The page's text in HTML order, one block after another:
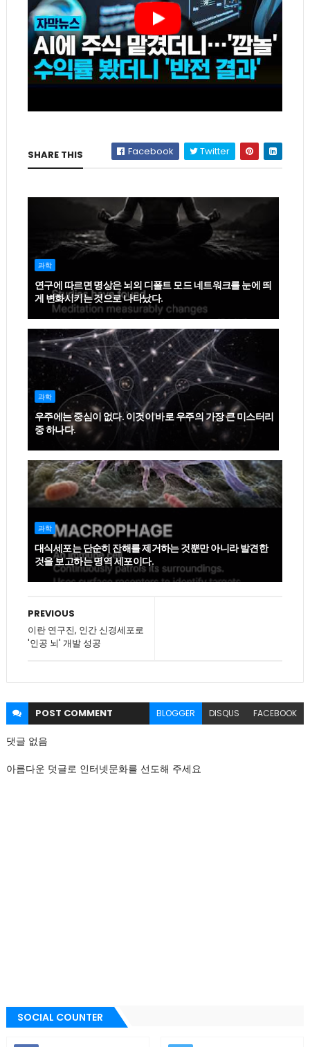
SHARE THIS Facebook Twitter
과학
연구에 따르면 명상은 뇌의 디폴트 모드 네트워크를 눈에 띄
게 변화시키는 것으로 나타났다.
과학
우주에는 중심이 없다. 이것이 바로 우주의 가장 큰 미스터리
중 하나다.
과학
대식세포는 단순히 잔해를 제거하는 것뿐만 아니라 발견한
것을 보고하는 명역 세포이다.
PREVIOUS
이란 연구진, 인간 신경세포로
'인공 뇌' 개발 성공
POST COMMENT BLOGGER DISQUS FACEBOOK
댓글 없음
아름다운 덧글로 인터넷문화를 선도해 주세요
SOCIAL COUNTER